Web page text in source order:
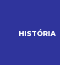
HISTÓRIA